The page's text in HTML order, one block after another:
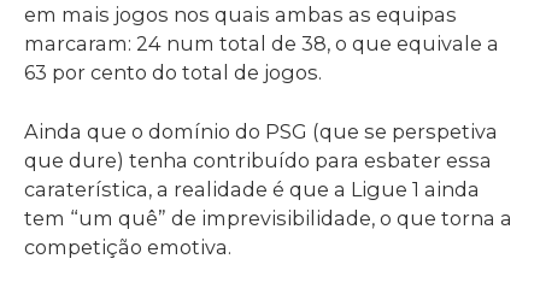
em mais jogos nos quais ambas as equipas
marcaram: 24 num total de 38, o que equivale a
63 por cento do total de jogos.
Ainda que o domínio do PSG (que se perspetiva
que dure) tenha contribuído para esbater essa
caraterística, a realidade é que a Ligue 1 ainda
tem “um quê” de imprevisibilidade, o que torna a
competição emotiva.